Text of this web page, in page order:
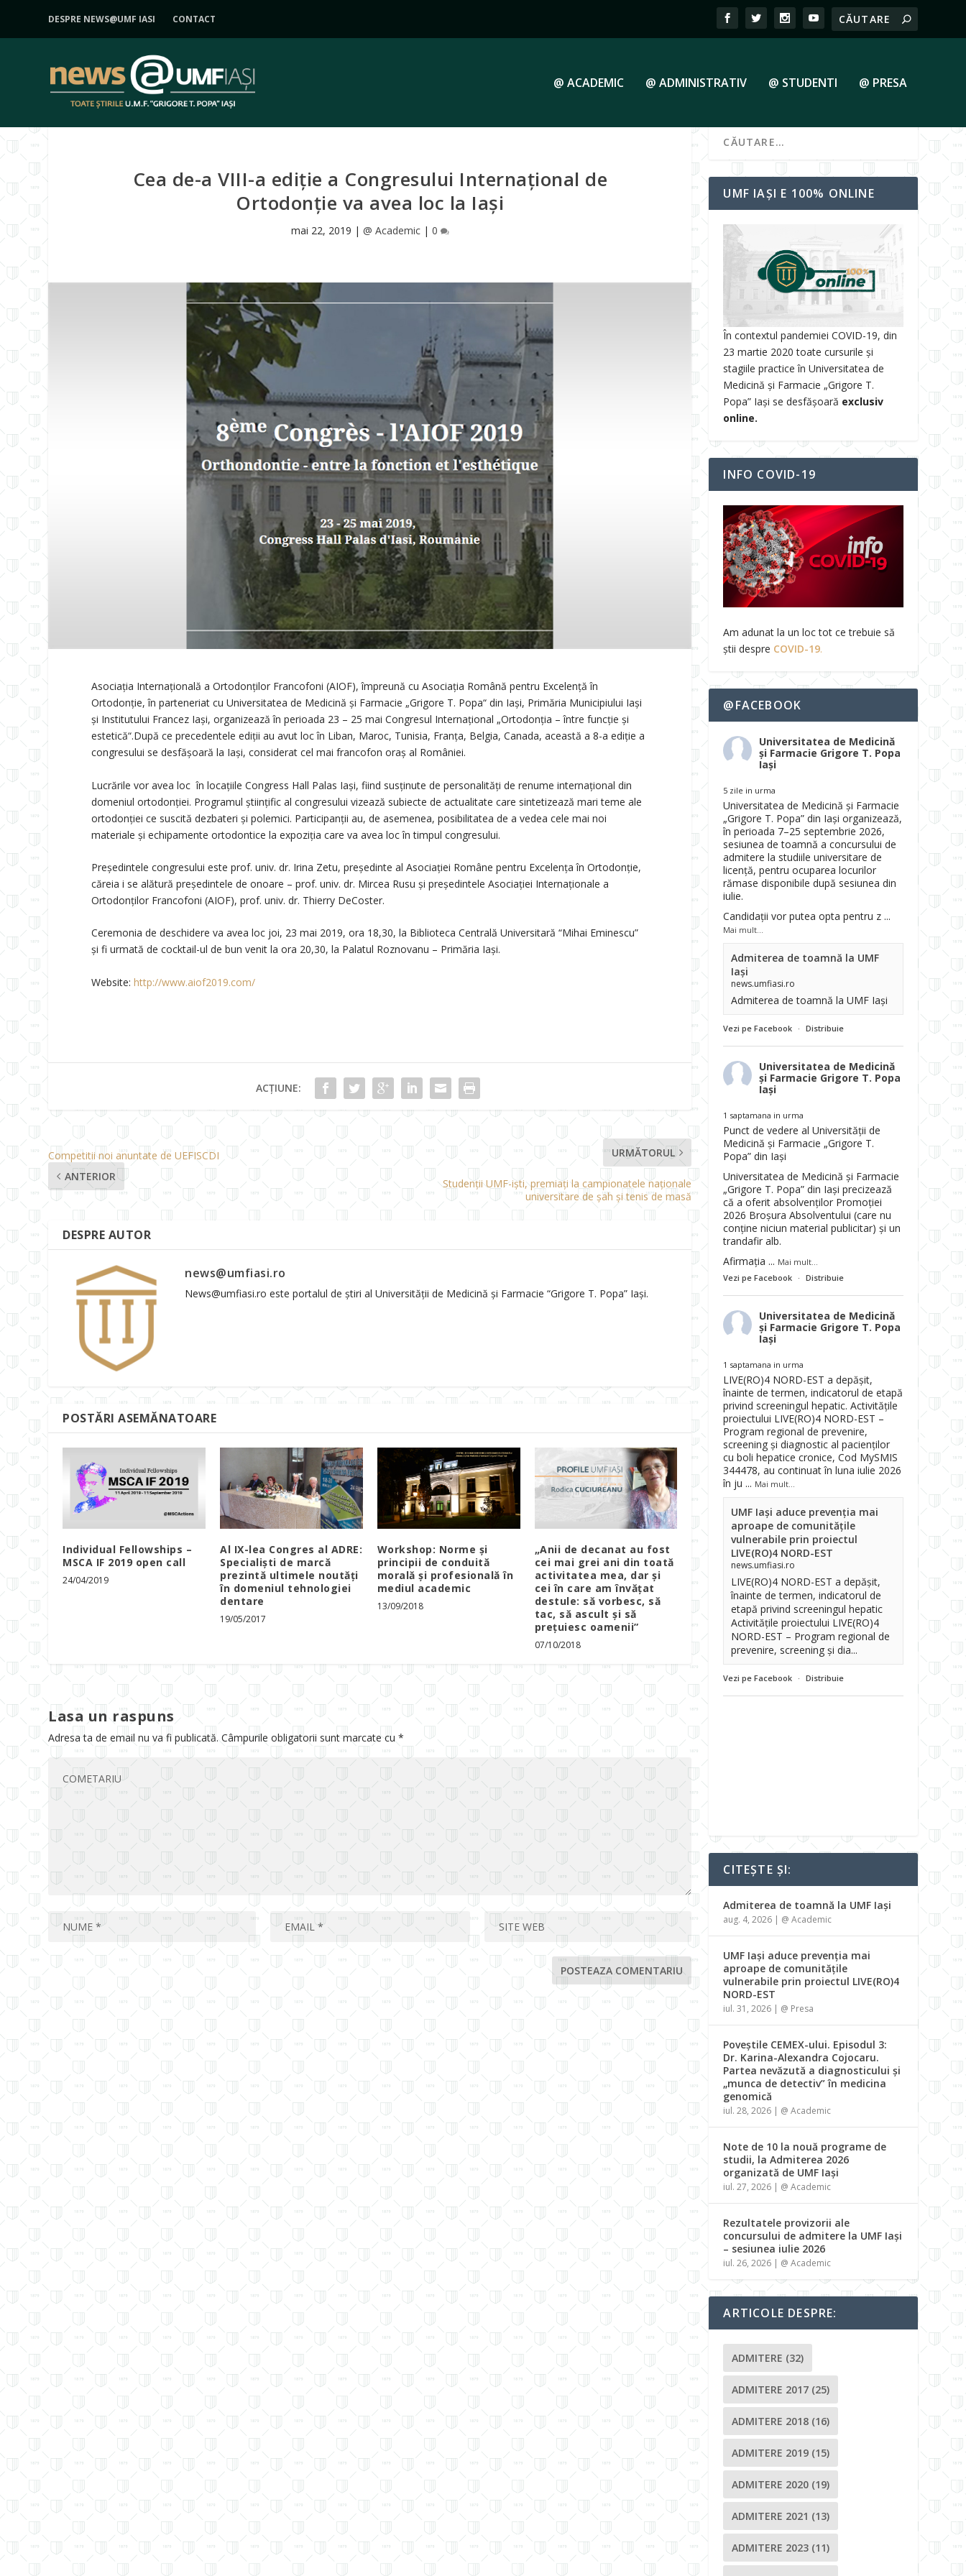
DESPRE NEWS@UMF IASI CONTACT
@ ACADEMIC @ ADMINISTRATIV @ STUDENTI @ PRESA
Cea de-a VIII-a ediție a Congresului Internaţional de
Ortodonţie va avea loc la Iași
mai 22, 2019 | @ Academic| 0
Asociația Internațională a Ortodonților Francofoni (AIOF), împreună cu Asociația Română pentru Excelență în
Ortodonție, în parteneriat cu Universitatea de Medicină şi Farmacie „Grigore T. Popa“ din Iaşi, Primăria Municipiului Iaşi
și Institutului Francez Iași, organizează în perioada 23 – 25 mai Congresul Internațional „Ortodonția – între funcție și
estetică“.După ce precedentele ediții au avut loc în Liban, Maroc, Tunisia, Franța, Belgia, Canada, această a 8-a ediție a
congresului se desfășoară la Iași, considerat cel mai francofon oraș al României.
Lucrările vor avea loc în locațiile Congress Hall Palas Iași, fiind susținute de personalități de renume internațional din
domeniul ortodonției. Programul științific al congresului vizează subiecte de actualitate care sintetizează mari teme ale
ortodonției ce suscită dezbateri și polemici. Participanții au, de asemenea, posibilitatea de a vedea cele mai noi
materiale și echipamente ortodontice la expoziția care va avea loc în timpul congresului.
Președintele congresului este prof. univ. dr. Irina Zetu, președinte al Asociației Române pentru Excelența în Ortodonție,
căreia i se alătură președintele de onoare – prof. univ. dr. Mircea Rusu și președintele Asociației Internaționale a
Ortodonților Francofoni (AIOF), prof. univ. dr. Thierry DeCoster.
Ceremonia de deschidere va avea loc joi, 23 mai 2019, ora 18,30, la Biblioteca Centrală Universitară “Mihai Eminescu”
și fi urmată de cocktail-ul de bun venit la ora 20,30, la Palatul Roznovanu – Primăria Iași.
Website:http://www.aiof2019.com/
ACȚIUNE:
Competitii noi anuntate de UEFISCDI
ANTERIOR
URMĂTORUL
Studenții UMF-iști, premiați la campionatele naționale
universitare de șah și tenis de masă
DESPRE AUTOR
news@umfiasi.ro
News@umfiasi.ro este portalul de știri al Universității de Medicină și Farmacie “Grigore T. Popa” Iași.
POSTĂRI ASEMĂNATOARE
Individual Fellowships –
MSCA IF 2019 open call
24/04/2019
Al IX-lea Congres al ADRE:
Specialiști de marcă
prezintă ultimele noutăți
în domeniul tehnologiei
dentare
19/05/2017
Workshop: Norme şi
principii de conduită
morală şi profesională în
mediul academic
13/09/2018
„Anii de decanat au fost
cei mai grei ani din toată
activitatea mea, dar și
cei în care am învățat
destule: să vorbesc, să
tac, să ascult și să
prețuiesc oamenii”
07/10/2018
Lasa un raspuns
Adresa ta de email nu va fi publicată. Câmpurile obligatorii sunt marcate cu*
UMF IAȘI E 100% ONLINE
În contextul pandemiei COVID-19, din
23 martie 2020 toate cursurile și
stagiile practice în Universitatea de
Medicină și Farmacie „Grigore T.
Popa” Iași se desfășoară exclusiv
online.
INFO COVID-19
Am adunat la un loc tot ce trebuie să
știi despre COVID-19.
@FACEBOOK
Universitatea de Medicină
și Farmacie Grigore T. Popa
Iași
5 zile in urma
Universitatea de Medicină și Farmacie
„Grigore T. Popa” din Iași organizează,
în perioada 7–25 septembrie 2026,
sesiunea de toamnă a concursului de
admitere la studiile universitare de
licență, pentru ocuparea locurilor
rămase disponibile după sesiunea din
iulie.
Candidații vor putea opta pentru z ...
Mai mult...
Admiterea de toamnă la UMF
Iași
news.umfiasi.ro
Admiterea de toamnă la UMF Iași
Vezi pe Facebook · Distribuie
Universitatea de Medicină
și Farmacie Grigore T. Popa
Iași
1 saptamana in urma
Punct de vedere al Universității de
Medicină și Farmacie „Grigore T.
Popa” din Iași
Universitatea de Medicină și Farmacie
„Grigore T. Popa” din Iași precizează
că a oferit absolvenților Promoției
2026 Broșura Absolventului (care nu
conține niciun material publicitar) și un
trandafir alb.
Afirmația ... Mai mult...
Vezi pe Facebook · Distribuie
Universitatea de Medicină
și Farmacie Grigore T. Popa
Iași
1 saptamana in urma
LIVE(RO)4 NORD-EST a depășit,
înainte de termen, indicatorul de etapă
privind screeningul hepatic. Activitățile
proiectului LIVE(RO)4 NORD-EST –
Program regional de prevenire,
screening și diagnostic al pacienților
cu boli hepatice cronice, Cod MySMIS
344478, au continuat în luna iulie 2026
în ju ... Mai mult...
UMF Iași aduce prevenția mai
aproape de comunitățile
vulnerabile prin proiectul
LIVE(RO)4 NORD-EST
news.umfiasi.ro
LIVE(RO)4 NORD-EST a depășit,
înainte de termen, indicatorul de
etapă privind screeningul hepatic
Activitățile proiectului LIVE(RO)4
NORD-EST – Program regional de
prevenire, screening și dia...
Vezi pe Facebook · Distribuie
CITEȘTE ȘI:
Admiterea de toamnă la UMF Iași
aug. 4, 2026 | @ Academic
UMF Iași aduce prevenția mai
aproape de comunitățile
vulnerabile prin proiectul LIVE(RO)4
NORD-EST
iul. 31, 2026 | @ Presa
Poveștile CEMEX-ului. Episodul 3:
Dr. Karina-Alexandra Cojocaru.
Partea nevăzută a diagnosticului și
„munca de detectiv” în medicina
genomică
iul. 28, 2026 | @ Academic
Note de 10 la nouă programe de
studii, la Admiterea 2026
organizată de UMF Iași
iul. 27, 2026 | @ Academic
Rezultatele provizorii ale
concursului de admitere la UMF Iași
– sesiunea iulie 2026
iul. 26, 2026 | @ Academic
ARTICOLE DESPRE:
ADMITERE (32)
ADMITERE 2017 (25)
ADMITERE 2018 (16)
ADMITERE 2019 (15)
ADMITERE 2020 (19)
ADMITERE 2021 (13)
ADMITERE 2023 (11)